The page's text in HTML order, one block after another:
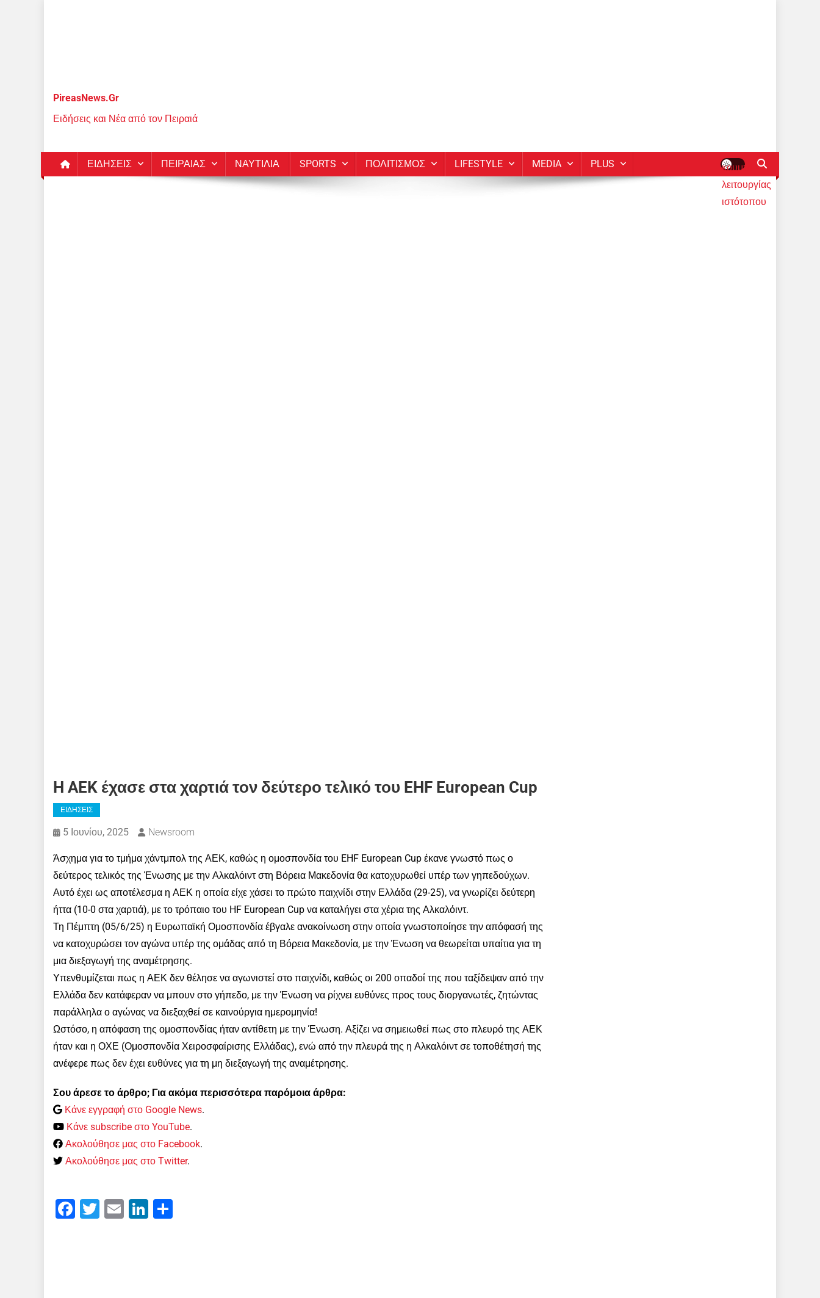
PireasNews.Gr
Ειδήσεις και Νέα από τον Πειραιά
ΕΙΔΗΣΕΙΣ ΠΕΙΡΑΙΑΣ ΝΑΥΤΙΛΙΑ SPORTS ΠΟΛΙΤΙΣΜΟΣ LIFESTYLE MEDIA PLUS
κουμπί
λειτουργίας
ιστότοπου
H AEK έχασε στα χαρτιά τον δεύτερο τελικό του EHF European Cup
ΕΙΔΗΣΕΙΣ
5 Ιουνίου, 2025 Newsroom
Άσχημα για το τμήμα χάντμπολ της ΑΕΚ, καθώς η ομοσπονδία του EHF European Cup έκανε γνωστό πως ο
δεύτερος τελικός της Ένωσης με την Αλκαλόιντ στη Βόρεια Μακεδονία θα κατοχυρωθεί υπέρ των γηπεδούχων.
Αυτό έχει ως αποτέλεσμα η ΑΕΚ η οποία είχε χάσει το πρώτο παιχνίδι στην Ελλάδα (29-25), να γνωρίζει δεύτερη
ήττα (10-0 στα χαρτιά), με το τρόπαιο του HF European Cup να καταλήγει στα χέρια της Αλκαλόιντ.
Τη Πέμπτη (05/6/25) η Ευρωπαϊκή Ομοσπονδία έβγαλε ανακοίνωση στην οποία γνωστοποίησε την απόφασή της
να κατοχυρώσει τον αγώνα υπέρ της ομάδας από τη Βόρεια Μακεδονία, με την Ένωση να θεωρείται υπαίτια για τη
μια διεξαγωγή της αναμέτρησης.
Υπενθυμίζεται πως η ΑΕΚ δεν θέλησε να αγωνιστεί στο παιχνίδι, καθώς οι 200 οπαδοί της που ταξίδεψαν από την
Ελλάδα δεν κατάφεραν να μπουν στο γήπεδο, με την Ένωση να ρίχνει ευθύνες προς τους διοργανωτές, ζητώντας
παράλληλα ο αγώνας να διεξαχθεί σε καινούργια ημερομηνία!
Ωστόσο, η απόφαση της ομοσπονδίας ήταν αντίθετη με την Ένωση. Αξίζει να σημειωθεί πως στο πλευρό της ΑΕΚ
ήταν και η ΟΧΕ (Ομοσπονδία Χειροσφαίρισης Ελλάδας), ενώ από την πλευρά της η Αλκαλόιντ σε τοποθέτησή της
ανέφερε πως δεν έχει ευθύνες για τη μη διεξαγωγή της αναμέτρησης.
Σου άρεσε το άρθρο; Για ακόμα περισσότερα παρόμοια άρθρα:
Κάνε εγγραφή στο Google News.
Κάνε subscribe στο YouTube.
Ακολούθησε μας στο Facebook.
Ακολούθησε μας στο Twitter.
Facebook
Twitter Email LinkedIn